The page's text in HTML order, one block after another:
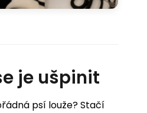
je ušpinit
psí louže? Stačí